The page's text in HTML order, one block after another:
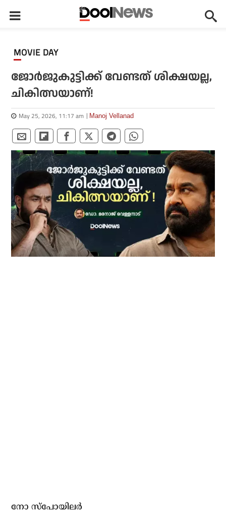
MOVIE DAY
ജോര്‍ജുകുട്ടിക്ക് വേണ്ടത് ശിക്ഷയല്ല,
ചികിത്സയാണ്!
May 25, 2026, 11:17 am Manoj Vellanad
നോ സ്‌പോയിലര്‍